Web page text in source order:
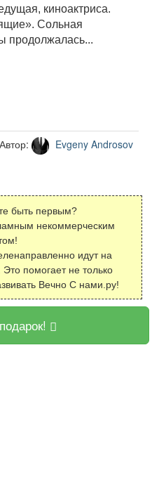
киноактриса.
Сольная
продолжалась...
Автор: Evgeny Androsov
быть первым?
некоммерческим
идут на
помогает не только
Вечно С нами.ру!